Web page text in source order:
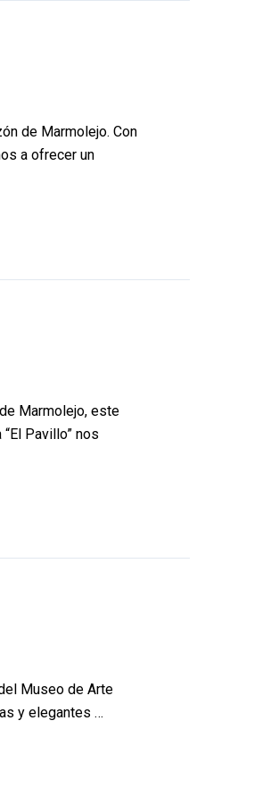
de Marmolejo. Con
a ofrecer un
Marmolejo, este
Pavillo” nos
Museo de Arte
y elegantes …